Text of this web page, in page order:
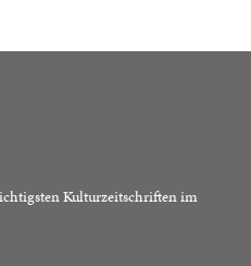
Kulturzeitschriften im